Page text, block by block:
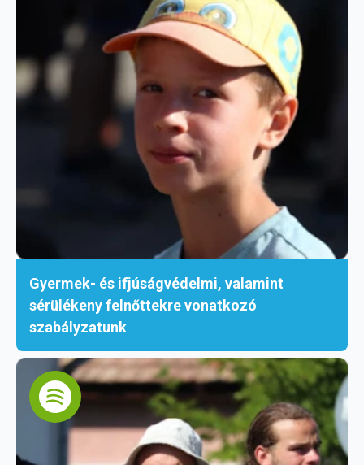
Gyermek- és ifjúságvédelmi, valamint
sérülékeny felnőttekre vonatkozó
szabályzatunk